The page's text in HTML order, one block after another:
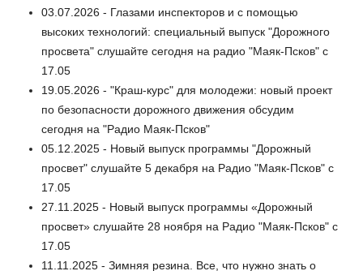
03.07.2026 - Глазами инспекторов и с помощью
высоких технологий: специальный выпуск "Дорожного
просвета" слушайте сегодня на радио "Маяк-Псков" с
17.05
19.05.2026 - "Краш-курс" для молодежи: новый проект
по безопасности дорожного движения обсудим
сегодня на "Радио Маяк-Псков"
05.12.2025 - Новый выпуск программы "Дорожный
просвет" слушайте 5 декабря на Радио "Маяк-Псков" с
17.05
27.11.2025 - Новый выпуск программы «Дорожный
просвет» слушайте 28 ноября на Радио "Маяк-Псков" с
17.05
11.11.2025 - Зимняя резина. Все, что нужно знать о